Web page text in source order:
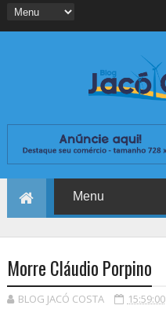
Morre Cláudio Porpino
BLOG JACÓ COSTA 15:59:00